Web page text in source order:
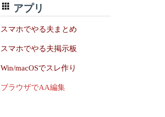
アプリ
スマホでやる夫まとめ
スマホでやる夫掲示板
Win/macOSでスレ作り
ブラウザでAA編集